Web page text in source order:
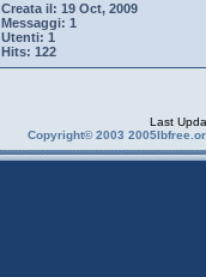
Creata il: 19 Oct, 2009
Messaggi: 1
Utenti: 1
Hits: 122
Last
Copyright© 2003